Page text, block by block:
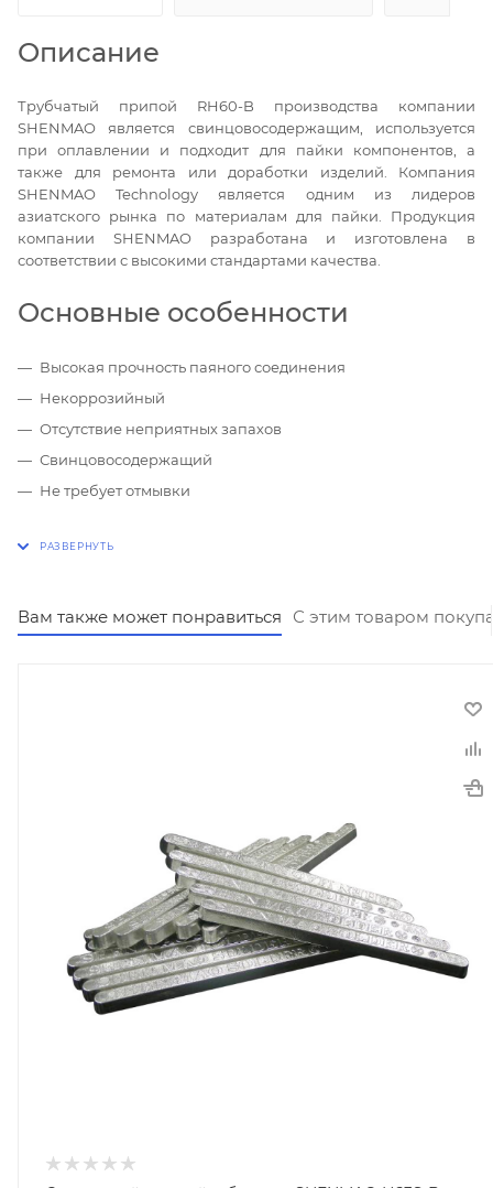
Описание
Трубчатый припой RH60-B производства компании
SHENMAO является свинцовосодержащим, используется
при оплавлении и подходит для пайки компонентов, а
также для ремонта или доработки изделий. Компания
SHENMAO Technology является одним из лидеров
азиатского рынка по материалам для пайки. Продукция
компании SHENMAO разработана и изготовлена в
соответствии с высокими стандартами качества.
Основные особенности
Высокая прочность паяного соединения
Некоррозийный
Отсутствие неприятных запахов
Свинцовосодержащий
Не требует отмывки
Вам также может понравиться С этим товаром